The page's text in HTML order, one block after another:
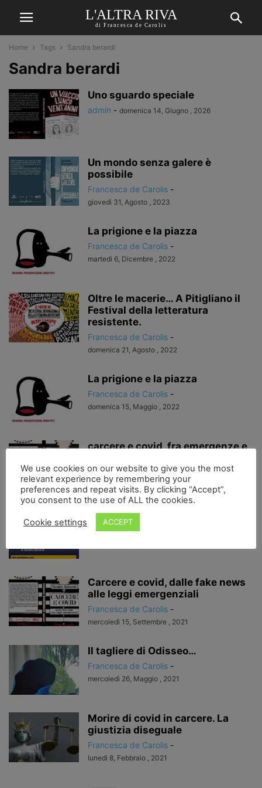
L'ALTRA RIVA
di Francesca de Carolis
Home Tags Sandra berardi
Sandra berardi
Uno sguardo speciale
admin - domenica 14, Giugno , 2026
Un mondo senza galere è
possibile
Francesca de Carolis -
giovedì 31, Agosto , 2023
La prigione e la piazza
Francesca de Carolis -
martedì 6, Dicembre , 2022
Oltre le macerie… A Pitigliano il
Festival della letteratura
resistente.
Francesca de Carolis -
domenica 21, Agosto , 2022
La prigione e la piazza
Francesca de Carolis -
domenica 15, Maggio , 2022
carcere e covid, fra emergenze e
Francesca de Carolis -
lunedì 15, Novembre , 2021
Ieri a Napoli
Francesca de Carolis
Carcere e covid, dalle fake news
alle leggi emergenziali
Francesca de Carolis -
mercoledì 15, Settembre , 2021
Il tagliere di Odisseo…
Francesca de Carolis -
mercoledì 26, Maggio , 2021
Morire di covid in carcere. La
giustizia diseguale
Francesca de Carolis -
lunedì 8, Febbraio , 2021
We use cookies on our website to give you the most
relevant experience by remembering your
preferences and repeat visits. By clicking “Accept”,
you consent to the use of ALL the cookies.
Cookie settings ACCEPT